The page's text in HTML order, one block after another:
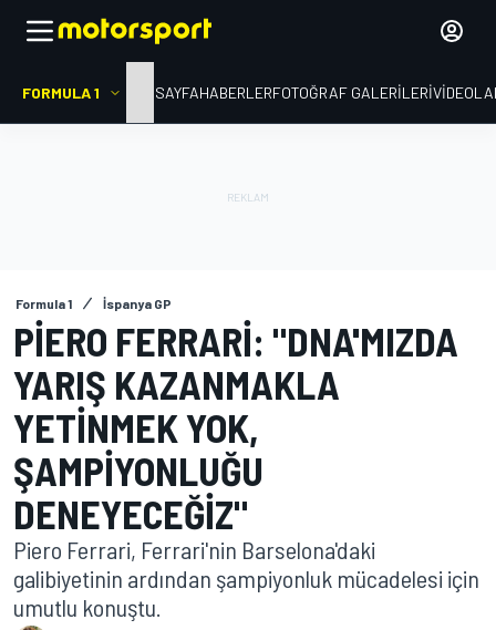
FORMULA 1 ANA SAYFAHABERLERFOTOĞRAF GALERILERI
Formula 1 İspanya GP
PIERO FERRARI: "DNA'MIZDA
YARIŞ KAZANMAKLA
YETINMEK YOK,
ŞAMPIYONLUĞU
DENEYECEĞIZ"
Piero Ferrari, Ferrari'nin Barselona'daki
galibiyetinin ardından şampiyonluk mücadelesi için
umutlu konuştu.